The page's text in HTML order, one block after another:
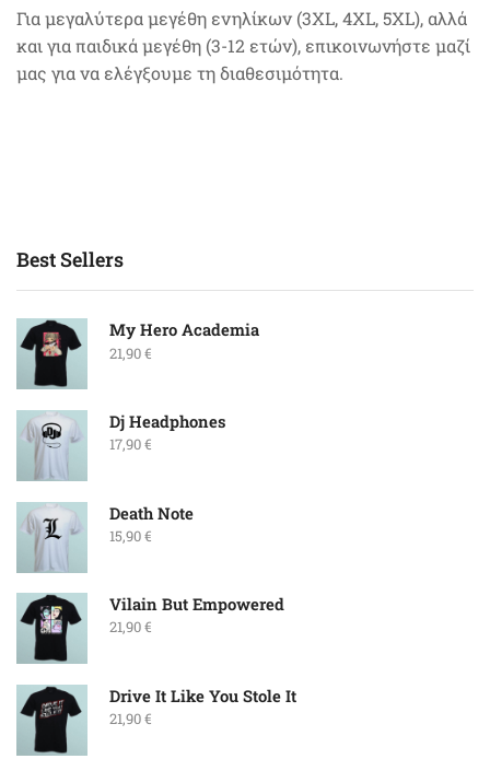
Για μεγαλύτερα μεγέθη ενηλίκων (3XL, 4XL, 5XL), αλλά
και για παιδικά μεγέθη (3-12 ετών), επικοινωνήστε μαζί
μας για να ελέγξουμε τη διαθεσιμότητα.
Best Sellers
My Hero Academia
21,90€
Dj Headphones
17,90€
Death Note
15,90€
Vilain But Empowered
21,90€
Drive It Like You Stole It
21,90€